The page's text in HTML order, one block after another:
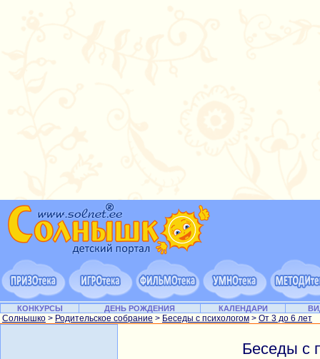
КОНКУРСЫ ДЕНЬ РОЖДЕНИЯ КАЛЕНДАРИ
Солнышко > Родительское собрание > Беседы с психологом > От 3 до 6 лет
Беседы с